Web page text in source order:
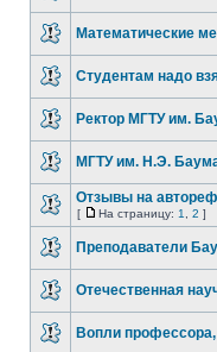
Математические
Студентам надо
Ректор МГТУ им.
МГТУ им. Н.Э.
Отзывы на
[ На страницу: 1 2 ]
Преподаватели
Отечественная
Вопли